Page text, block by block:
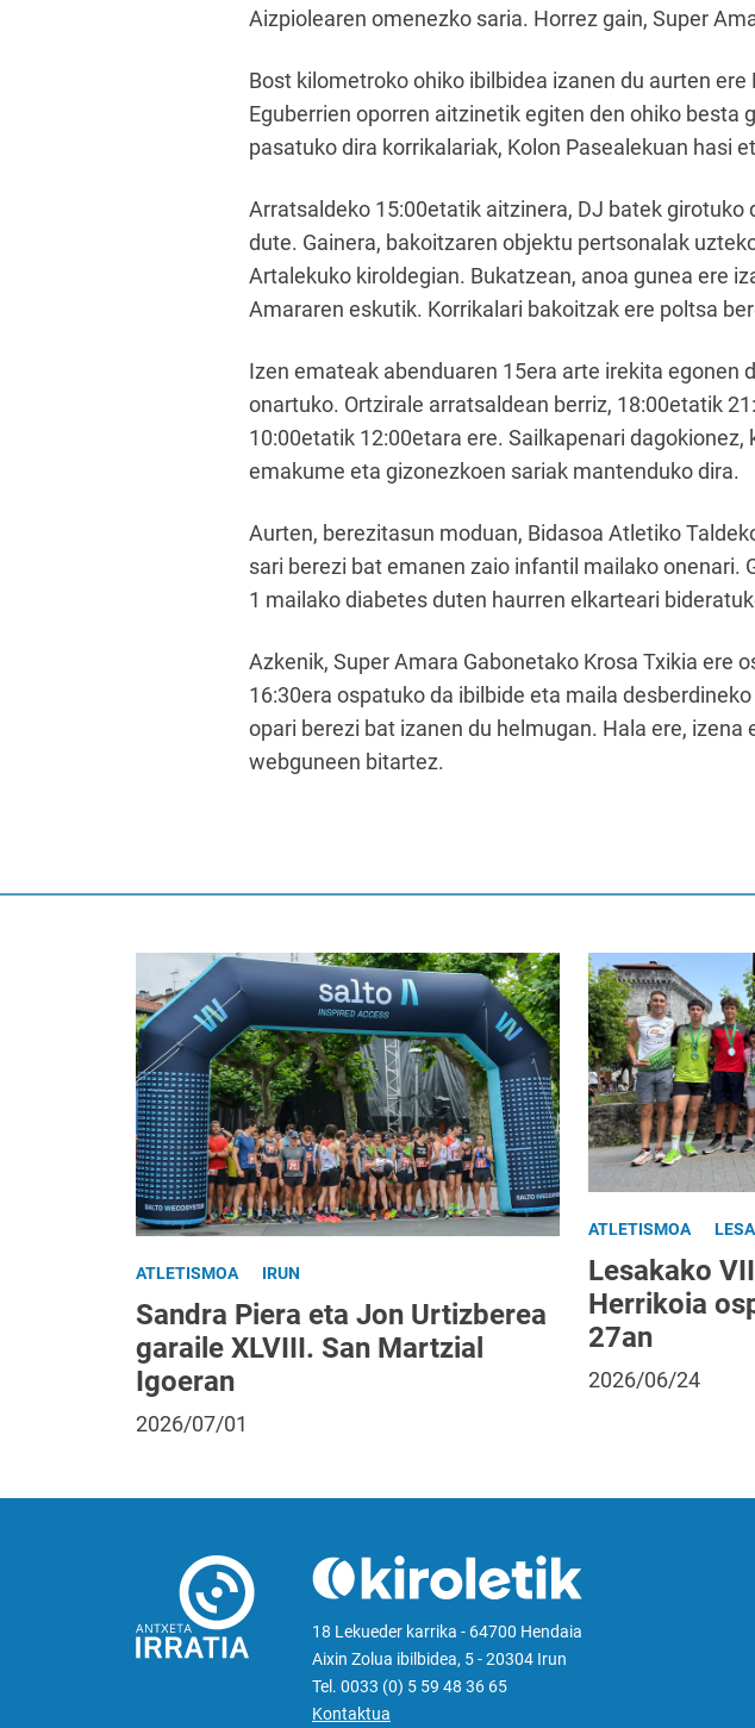
Aizpiolearen omenezko saria. Horrez gain, Super
Bost kilometroko ohiko ibilbidea izanen du aurten
Eguberrien oporren aitzinetik egiten den ohiko
pasatuko dira korrikalariak, Kolon Pasealekuan hasi
Arratsaldeko 15:00etatik aitzinera, DJ batek
dute. Gainera, bakoitzaren objektu pertsonalak
Artalekuko kiroldegian. Bukatzean, anoa gunea ere
Amararen eskutik. Korrikalari bakoitzak ere poltsa
Izen emateak abenduaren 15era arte irekita egonen
onartuko. Ortzirale arratsaldean berriz, 18:00etatik
10:00etatik 12:00etara ere. Sailkapenari
emakume eta gizonezkoen sariak mantenduko dira.
Aurten, berezitasun moduan, Bidasoa Atletiko
sari berezi bat emanen zaio infantil mailako onenari.
1 mailako diabetes duten haurren elkarteari
Azkenik, Super Amara Gabonetako Krosa Txikia ere
16:30era ospatuko da ibilbide eta maila
opari berezi bat izanen du helmugan. Hala ere, izena
webguneen bitartez.
ATLETISMOA IRUN
Sandra Piera eta Jon Urtizberea
garaile XLVIII. San Martzial
Igoeran
2026/07/01
ATLETISMOA
Lesakako
Herrikoia
27an
2026/06/24
18 Lekueder karrika - 64700 Hendaia
Aixin Zolua ibilbidea, 5 - 20304 Irun
Tel. 0033 (0) 5 59 48 36 65
Kontaktua